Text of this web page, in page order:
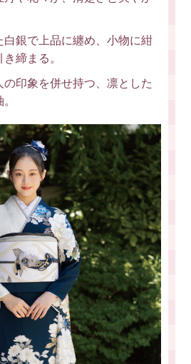
白銀で上品に纏め、小物に紺
締まる。
印象を併せ持つ、凛とした